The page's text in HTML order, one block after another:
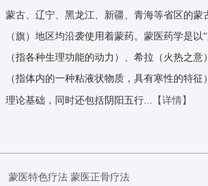
蒙古、辽宁、黑龙江、新疆、青海等省区的蒙
（旗）地区均沿袭使用着蒙药。蒙医药学是以
（指各种生理功能的动力）、希拉（火热之意
（指体内的一种粘液状物质，具有寒性的特征
理论基础，同时还包括阴阳五行... 【详情】
蒙医特色疗法 蒙医正骨疗法